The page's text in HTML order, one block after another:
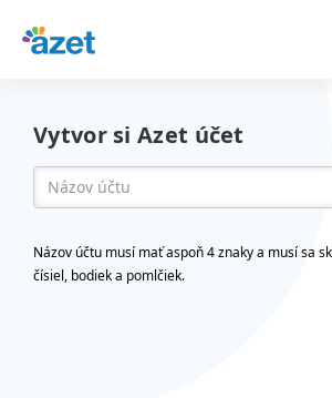
Vytvor si Azet účet
Názov účtu musí mať aspoň 4 znaky a musí sa
čísiel, bodiek a pomlčiek.